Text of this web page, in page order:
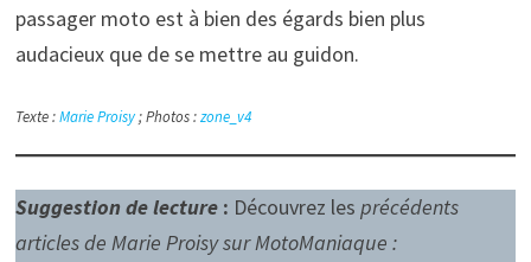
passager moto est à bien des égards bien plus
audacieux que de se mettre au guidon.
Texte :Marie Proisy; Photos :zone_v4
Suggestion de lecture: Découvrez les précédents
articles de Marie Proisy sur MotoManiaque :